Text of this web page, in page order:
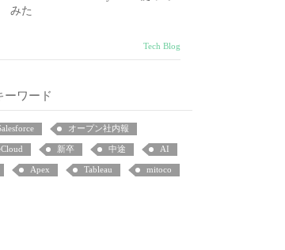
みた
Tech Blog
ーワード
オープン社内報
新卒 中途 AI
Apex Tableau mitoco